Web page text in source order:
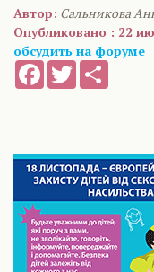
Автор: Сальникова
Опубликовано : 22
обсудить на форуме
FacebookTwitter